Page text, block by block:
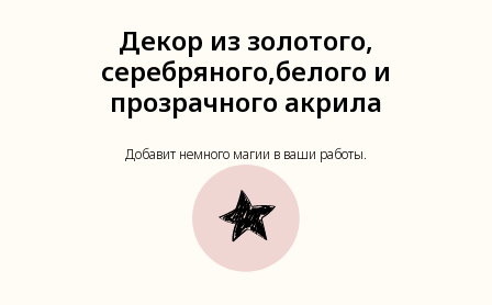
Декор из золотого,
серебряного,белого и
прозрачного акрила
Добавит немного магии в ваши работы.